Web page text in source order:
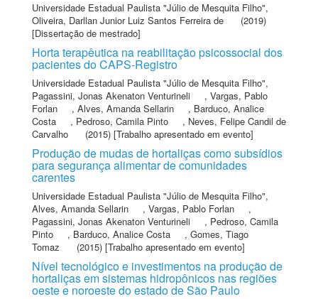
Universidade Estadual Paulista "Júlio de Mesquita Filho",
Oliveira, Darllan Junior Luiz Santos Ferreira de
(2019)
[Dissertação de mestrado]
Horta terapêutica na reabilitação psicossocial dos
pacientes do CAPS-Registro
Universidade Estadual Paulista "Júlio de Mesquita Filho",
Pagassini, Jonas Akenaton Venturineli
, Vargas, Pablo
Forlan
, Alves, Amanda Sellarin , Barduco, Analice
Costa
, Pedroso, Camila Pinto , Neves, Felipe Candil de
Carvalho
(2015) [Trabalho apresentado em evento]
Produção de mudas de hortaliças como subsídios
para segurança alimentar de comunidades
carentes
Universidade Estadual Paulista "Júlio de Mesquita Filho",
Alves, Amanda Sellarin
, Vargas, Pablo Forlan
,
Pagassini, Jonas Akenaton Venturineli
, Pedroso, Camila
Pinto
, Barduco, Analice Costa , Gomes, Tiago
Tomaz
(2015) [Trabalho apresentado em evento]
Nível tecnológico e investimentos na produção de
hortaliças em sistemas hidropônicos nas regiões
oeste e noroeste do estado de São Paulo